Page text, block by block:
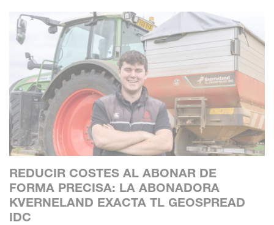
REDUCIR COSTES AL ABONAR DE
FORMA PRECISA: LA ABONADORA
KVERNELAND EXACTA TL GEOSPREAD
IDC